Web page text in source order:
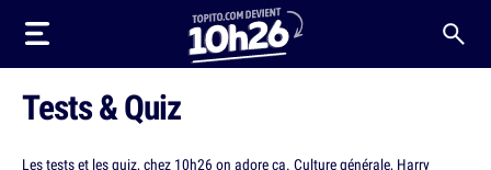
Tests & Quiz
Les tests et les quiz, chez 10h26 on adore ça. Culture générale, Harry